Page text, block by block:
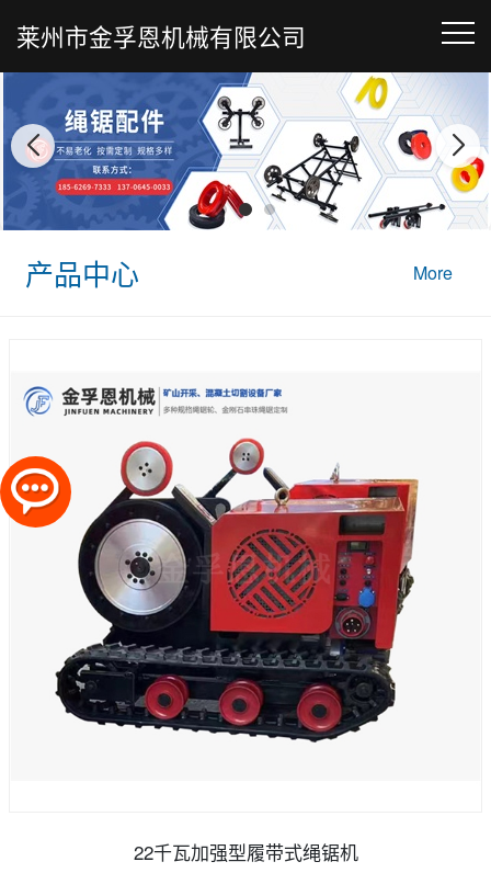
莱州市金孚恩机械有限公司
产品中心 More
22千瓦加强型履带式绳锯机